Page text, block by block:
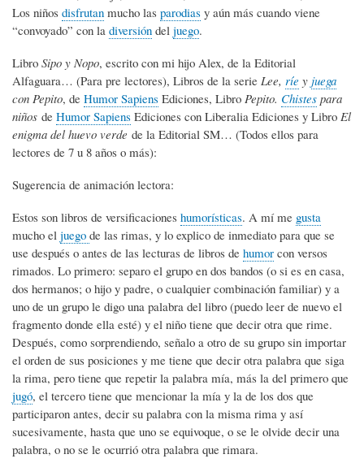
Los niños disfrutan mucho las parodias y aún más cuando viene
“convoyado” con la diversión del juego.
Libro Sipo y Nopo, escrito con mi hijo Alex, de la Editorial
Alfaguara… (Para pre lectores), Libros de la serie Lee, ríe y juega
con Pepito, de Humor Sapiens Ediciones, Libro Pepito. Chistes para
niños de Humor Sapiens Ediciones con Liberalia Ediciones y Libro El
enigma del huevo verde de la Editorial SM… (Todos ellos para
lectores de 7 u 8 años o más):
Sugerencia de animación lectora:
Estos son libros de versificaciones humorísticas. A mí me gusta
mucho el juego de las rimas, y lo explico de inmediato para que se
use después o antes de las lecturas de libros de humor con versos
rimados. Lo primero: separo el grupo en dos bandos (o si es en casa,
dos hermanos; o hijo y padre, o cualquier combinación familiar) y a
uno de un grupo le digo una palabra del libro (puedo leer de nuevo el
fragmento donde ella esté) y el niño tiene que decir otra que rime.
Después, como sorprendiendo, señalo a otro de su grupo sin importar
el orden de sus posiciones y me tiene que decir otra palabra que siga
la rima, pero tiene que repetir la palabra mía, más la del primero que
jugó, el tercero tiene que mencionar la mía y la de los dos que
participaron antes, decir su palabra con la misma rima y así
sucesivamente, hasta que uno se equivoque, o se le olvide decir una
palabra, o no se le ocurrió otra palabra que rimara.